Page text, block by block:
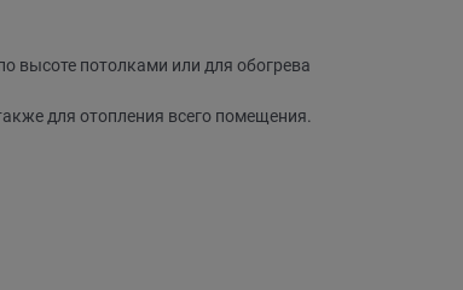
высоте потолками или для обогрева
для отoплeния всего помещения.